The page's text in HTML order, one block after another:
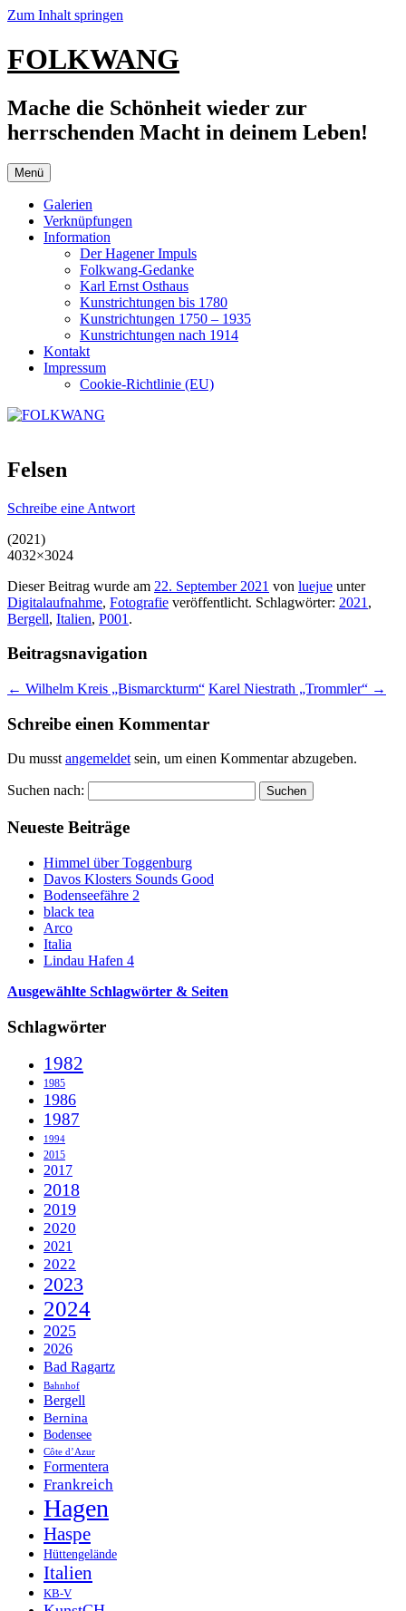
Zum Inhalt springen
FOLKWANG
Mache die Schönheit wieder zur
herrschenden Macht in deinem Leben!
Menü
Galerien
Verknüpfungen
Information
Der Hagener Impuls
Folkwang-Gedanke
Karl Ernst Osthaus
Kunstrichtungen bis 1780
Kunstrichtungen 1750 – 1935
Kunstrichtungen nach 1914
Kontakt
Impressum
Cookie-Richtlinie (EU)
Felsen
Schreibe eine Antwort
(2021)
4032×3024
Dieser Beitrag wurde am 22. September 2021 von luejue unter
Digitalaufnahme, Fotografie veröffentlicht. Schlagwörter: 2021 ,
Bergell, Italien, P001 .
Beitragsnavigation
← Wilhelm Kreis „Bismarckturm“ Karel Niestrath „Trommler“ →
Schreibe einen Kommentar
Du musstangemeldetsein, um einen Kommentar abzugeben.
Suchen nach:
Neueste Beiträge
Himmel über Toggenburg
Davos Klosters Sounds Good
Bodenseefähre 2
black tea
Arco
Italia
Lindau Hafen 4
Ausgewählte Schlagwörter & Seiten
Schlagwörter
1982
1985
1986
1987
1994
2015
2017
2018
2019
2020
2021
2022
2023
2024
2025
2026
Bad Ragartz
Bahnhof
Bergell
Bernina
Bodensee
Côte d’Azur
Formentera
Frankreich
Hagen
Haspe
Hüttengelände
Italien
KB-V